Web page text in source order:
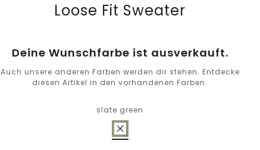
Loose Fit Sweater
Deine Wunschfarbe ist ausverkauft.
Auch unsere anderen Farben werden dir stehen. Entdecke
diesen Artikel in den vorhandenen Farben.
slate green